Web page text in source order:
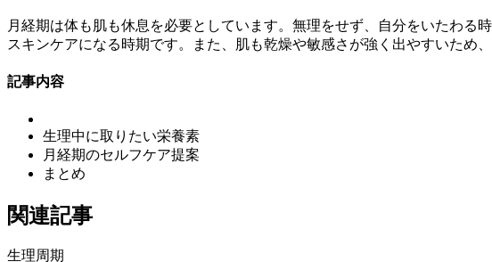
月経期は体も肌も休息を必要としています。無理をせず、自分をいたわ
スキンケアになる時期です。また、肌も乾燥や敏感さが強く出やすいため
記事内容
生理中に取りたい栄養素
月経期のセルフケア提案
まとめ
関連記事
生理周期